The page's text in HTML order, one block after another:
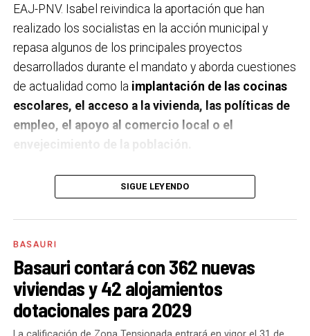
EAJ-PNV. Isabel reivindica la aportación que han
realizado los socialistas en la acción municipal y
repasa algunos de los principales proyectos
desarrollados durante el mandato y aborda cuestiones
de actualidad como la implantación de las cocinas
escolares, el acceso a la vivienda, las políticas de
empleo, el apoyo al comercio local o el
envejecimiento de la población.
A un año de acabar la legislatura, ¿qué balance
haces de la gestión del PSE en tus áreas dentro
del equipo de gobierno y qué proyectos
los gobiernos sirve para transformar y mejorar la vida
de las personas y, por eso, tan importante como la
gestión en las áreas de nuestra responsabilidad es la
impronta que marcamos en cuáles son las prioridades
SIGUE LEYENDO
BASAURI
Basauri contará con 362 nuevas
viviendas y 42 alojamientos
dotacionales para 2029